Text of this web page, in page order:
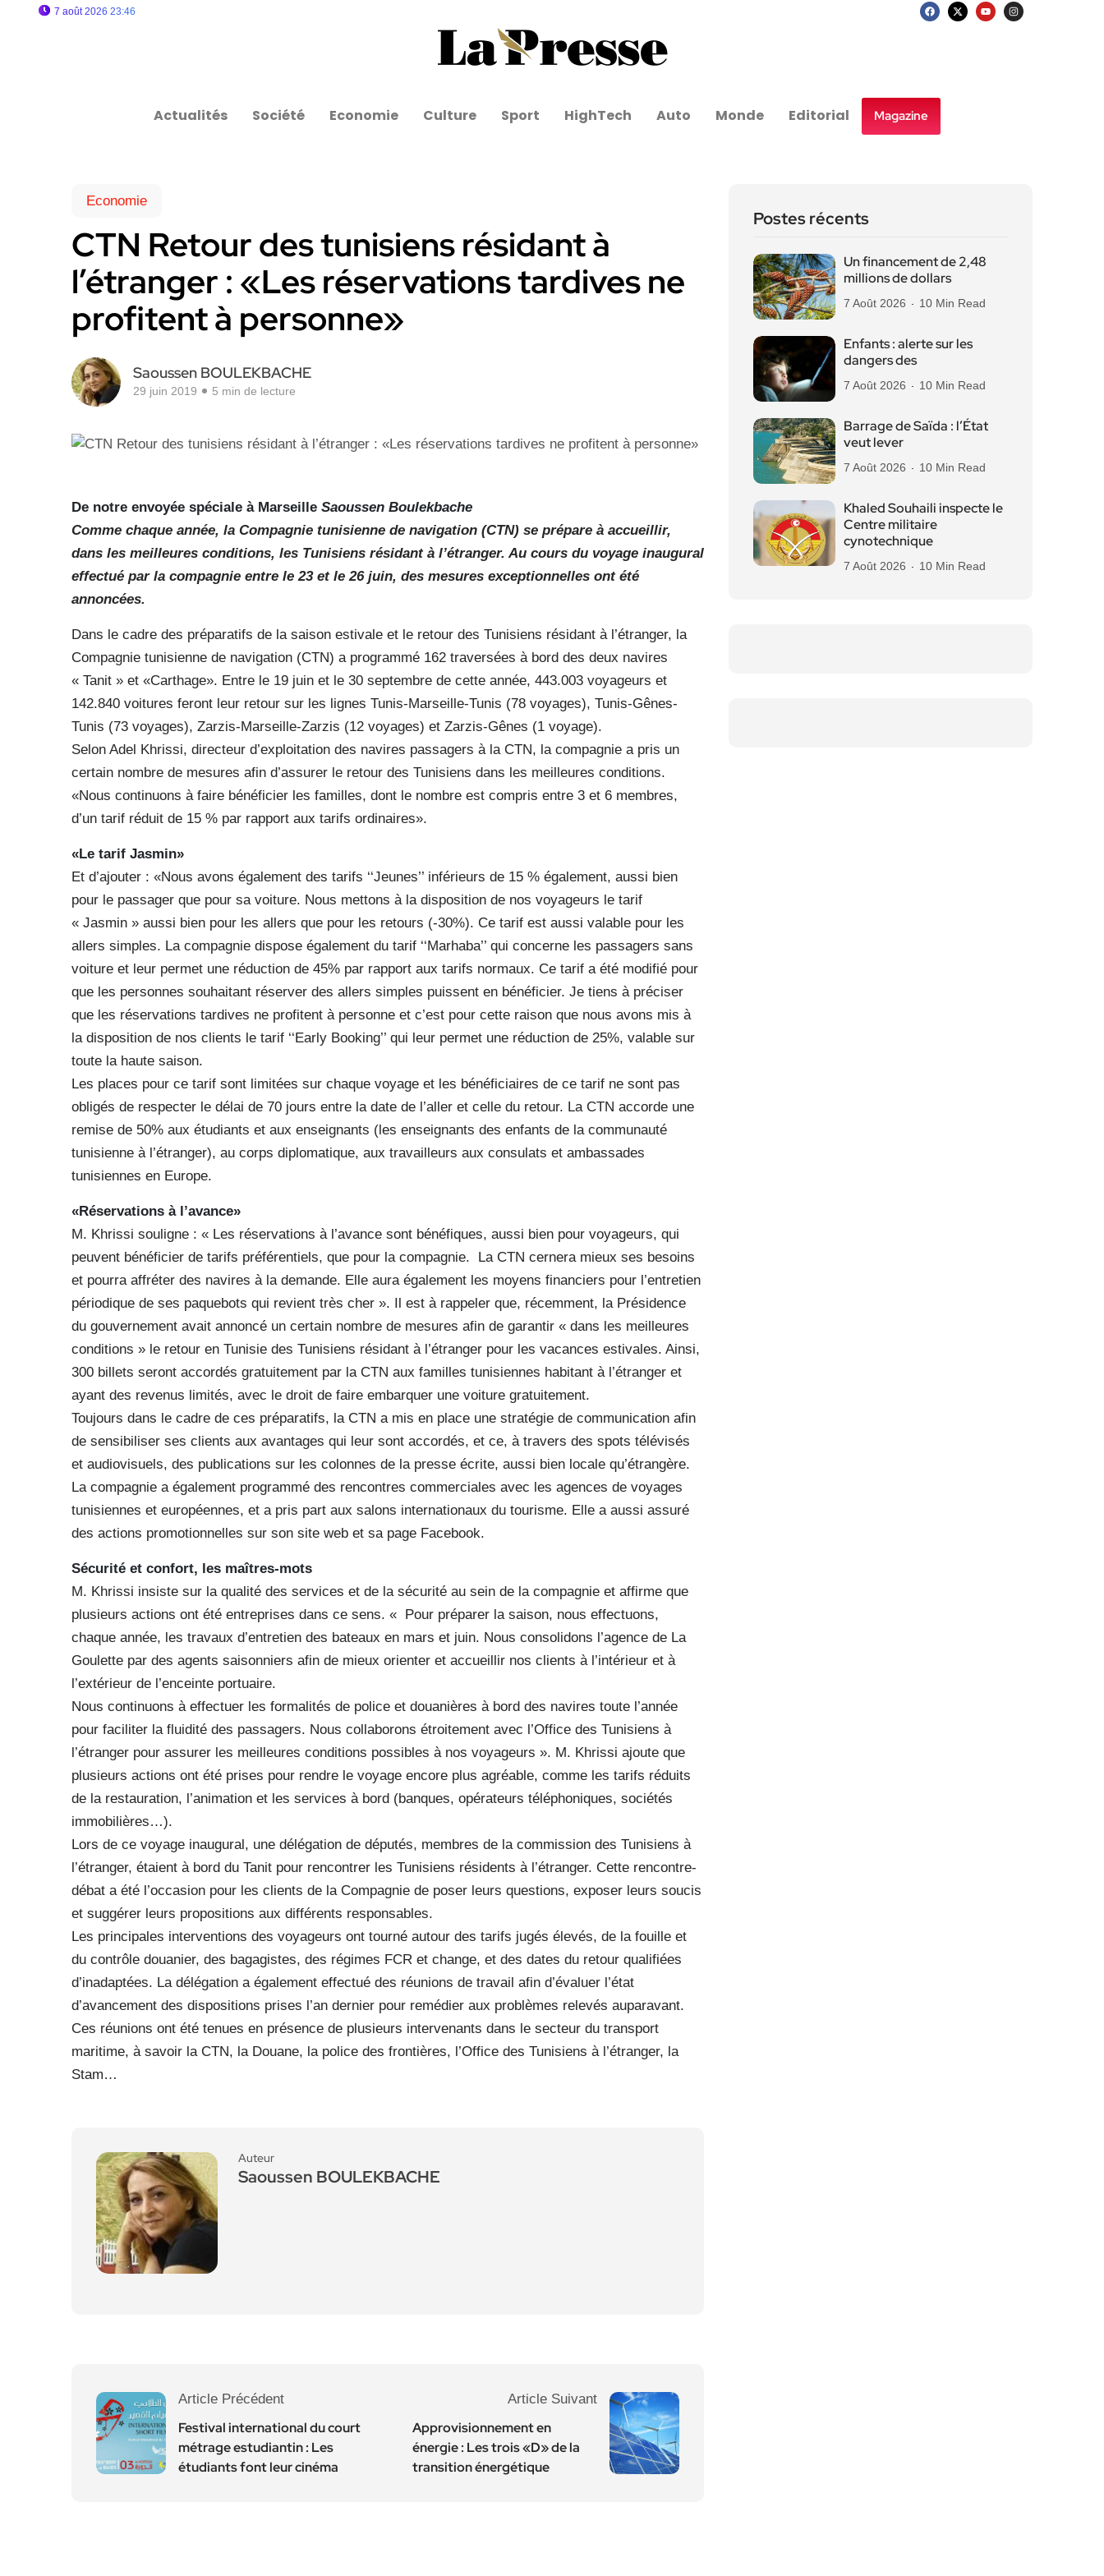
7 août 2026 23:46
Actualités Société Economie Culture Sport HighTech Auto Monde Editorial Magazine
Economie
CTN Retour des tunisiens résidant à
l’étranger : «Les réservations tardives ne
profitent à personne»
Saoussen BOULEKBACHE
29 juin 2019 5 min de lecture
De notre envoyée spéciale à Marseille Saoussen Boulekbache
Comme chaque année, la Compagnie tunisienne de navigation (CTN) se prépare à accueillir,
dans les meilleures conditions, les Tunisiens résidant à l’étranger. Au cours du voyage inaugural
effectué par la compagnie entre le 23 et le 26 juin, des mesures exceptionnelles ont été
annoncées.
Dans le cadre des préparatifs de la saison estivale et le retour des Tunisiens résidant à l’étranger, la
Compagnie tunisienne de navigation (CTN) a programmé 162 traversées à bord des deux navires
« Tanit » et «Carthage». Entre le 19 juin et le 30 septembre de cette année, 443.003 voyageurs et
142.840 voitures feront leur retour sur les lignes Tunis-Marseille-Tunis (78 voyages), Tunis-Gênes-
Tunis (73 voyages), Zarzis-Marseille-Zarzis (12 voyages) et Zarzis-Gênes (1 voyage).
Selon Adel Khrissi, directeur d’exploitation des navires passagers à la CTN, la compagnie a pris un
certain nombre de mesures afin d’assurer le retour des Tunisiens dans les meilleures conditions.
«Nous continuons à faire bénéficier les familles, dont le nombre est compris entre 3 et 6 membres,
d’un tarif réduit de 15 % par rapport aux tarifs ordinaires».
«Le tarif Jasmin»
Et d’ajouter : «Nous avons également des tarifs ‘‘Jeunes’’ inférieurs de 15 % également, aussi bien
pour le passager que pour sa voiture. Nous mettons à la disposition de nos voyageurs le tarif
« Jasmin » aussi bien pour les allers que pour les retours (-30%). Ce tarif est aussi valable pour les
allers simples. La compagnie dispose également du tarif ‘‘Marhaba’’ qui concerne les passagers sans
voiture et leur permet une réduction de 45% par rapport aux tarifs normaux. Ce tarif a été modifié pour
que les personnes souhaitant réserver des allers simples puissent en bénéficier. Je tiens à préciser
que les réservations tardives ne profitent à personne et c’est pour cette raison que nous avons mis à
la disposition de nos clients le tarif ‘‘Early Booking’’ qui leur permet une réduction de 25%, valable sur
toute la haute saison.
Les places pour ce tarif sont limitées sur chaque voyage et les bénéficiaires de ce tarif ne sont pas
obligés de respecter le délai de 70 jours entre la date de l’aller et celle du retour. La CTN accorde une
remise de 50% aux étudiants et aux enseignants (les enseignants des enfants de la communauté
tunisienne à l’étranger), au corps diplomatique, aux travailleurs aux consulats et ambassades
tunisiennes en Europe.
«Réservations à l’avance»
M. Khrissi souligne : « Les réservations à l’avance sont bénéfiques, aussi bien pour voyageurs, qui
peuvent bénéficier de tarifs préférentiels, que pour la compagnie. La CTN cernera mieux ses besoins
et pourra affréter des navires à la demande. Elle aura également les moyens financiers pour l’entretien
périodique de ses paquebots qui revient très cher ». Il est à rappeler que, récemment, la Présidence
du gouvernement avait annoncé un certain nombre de mesures afin de garantir « dans les meilleures
conditions » le retour en Tunisie des Tunisiens résidant à l’étranger pour les vacances estivales. Ainsi,
300 billets seront accordés gratuitement par la CTN aux familles tunisiennes habitant à l’étranger et
ayant des revenus limités, avec le droit de faire embarquer une voiture gratuitement.
Toujours dans le cadre de ces préparatifs, la CTN a mis en place une stratégie de communication afin
de sensibiliser ses clients aux avantages qui leur sont accordés, et ce, à travers des spots télévisés
et audiovisuels, des publications sur les colonnes de la presse écrite, aussi bien locale qu’étrangère.
La compagnie a également programmé des rencontres commerciales avec les agences de voyages
tunisiennes et européennes, et a pris part aux salons internationaux du tourisme. Elle a aussi assuré
des actions promotionnelles sur son site web et sa page Facebook.
Sécurité et confort, les maîtres-mots
M. Khrissi insiste sur la qualité des services et de la sécurité au sein de la compagnie et affirme que
plusieurs actions ont été entreprises dans ce sens. « Pour préparer la saison, nous effectuons,
chaque année, les travaux d’entretien des bateaux en mars et juin. Nous consolidons l’agence de La
Goulette par des agents saisonniers afin de mieux orienter et accueillir nos clients à l’intérieur et à
l’extérieur de l’enceinte portuaire.
Nous continuons à effectuer les formalités de police et douanières à bord des navires toute l’année
pour faciliter la fluidité des passagers. Nous collaborons étroitement avec l’Office des Tunisiens à
l’étranger pour assurer les meilleures conditions possibles à nos voyageurs ». M. Khrissi ajoute que
plusieurs actions ont été prises pour rendre le voyage encore plus agréable, comme les tarifs réduits
de la restauration, l’animation et les services à bord (banques, opérateurs téléphoniques, sociétés
immobilières…).
Lors de ce voyage inaugural, une délégation de députés, membres de la commission des Tunisiens à
l’étranger, étaient à bord du Tanit pour rencontrer les Tunisiens résidents à l’étranger. Cette rencontre-
débat a été l’occasion pour les clients de la Compagnie de poser leurs questions, exposer leurs soucis
et suggérer leurs propositions aux différents responsables.
Les principales interventions des voyageurs ont tourné autour des tarifs jugés élevés, de la fouille et
du contrôle douanier, des bagagistes, des régimes FCR et change, et des dates du retour qualifiées
d’inadaptées. La délégation a également effectué des réunions de travail afin d’évaluer l’état
d’avancement des dispositions prises l’an dernier pour remédier aux problèmes relevés auparavant.
Ces réunions ont été tenues en présence de plusieurs intervenants dans le secteur du transport
maritime, à savoir la CTN, la Douane, la police des frontières, l’Office des Tunisiens à l’étranger, la
Stam…
Auteur
Saoussen BOULEKBACHE
Article Précédent
Festival international du court
métrage estudiantin : Les
étudiants font leur cinéma
Article Suivant
Approvisionnement en
énergie : Les trois «D» de la
transition énergétique
Postes récents
Un financement de 2,48
millions de dollars
7 Août 2026 10 Min Read
Enfants : alerte sur les
dangers des
7 Août 2026 10 Min Read
Barrage de Saïda : l’État
veut lever
7 Août 2026 10 Min Read
Khaled Souhaili inspecte le
Centre militaire
cynotechnique
7 Août 2026 10 Min Read